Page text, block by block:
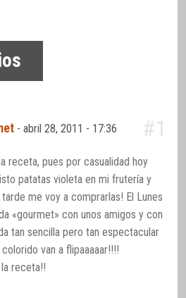
-abril 28, 2011 - 17:36 #1
receta, pues por casualidad hoy
patatas violeta en mi frutería y
me voy a comprarlas! El Lunes
«gourmet» con unos amigos y con
tan sencilla pero tan espectacular
van a flipaaaaar!!!!
receta!!